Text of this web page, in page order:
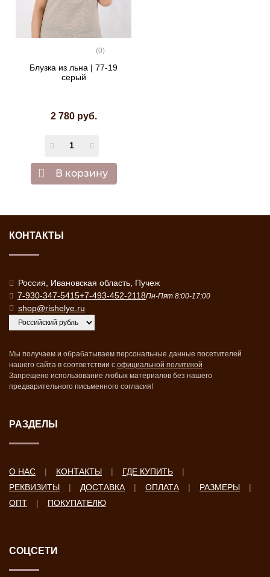
(0)
Блузка из льна | 77-19
серый
2 780 руб.
В корзину
КОНТАКТЫ
Россия, Ивановская область, Пучеж
7-930-347-5415+7-493-452-2118Пн-Пят 8:00-17:00
shop@rishelye.ru
Мы получаем и обрабатываем персональные данные посетителей
нашего сайта в соответствии с официальной политикой
Запрещено использование любых материалов без нашего
предварительного письменного согласия!
РАЗДЕЛЫ
О НАС КОНТАКТЫ
ГДЕ КУПИТЬ
РЕКВИЗИТЫ
ДОСТАВКА ОПЛАТА
РАЗМЕРЫ
ОПТ
ПОКУПАТЕЛЮ
СОЦСЕТИ